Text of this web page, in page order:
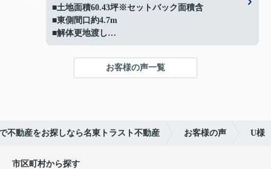
■土地面積60.43坪※セットバック面積含
■東側間口約4.7m
■解体更地渡し
■周辺には豊富な生活施設
■建築条件はありません！
お好きなハウスメーカー、工務店にて建築可能
お客様の声一覧
不動産をお探しなら名東トラスト不動産 お客様の声 U様
市区町村から探す